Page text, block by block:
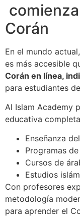
Corán
En el mundo
es más accesible
Corán en línea,
para estudiantes
Al Islam Academy
educativa
Enseñanza
Programas
Cursos de
Estudios
Con profesores
metodología
para aprender el